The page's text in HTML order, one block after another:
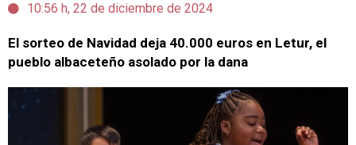
10:56 h, 22 de diciembre de 2024
El sorteo de Navidad deja 40.000 euros en Letur, el
pueblo albaceteño asolado por la dana